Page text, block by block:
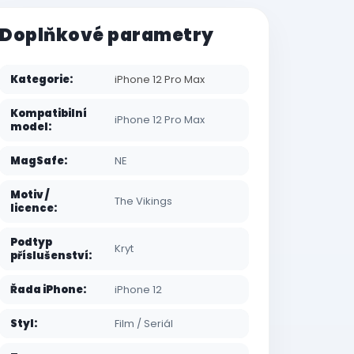
Doplňkové parametry
Kategorie: iPhone 12 Pro Max
Kompatibilní
model: iPhone 12 Pro Max
MagSafe: NE
Motiv /
licence: The Vikings
Podtyp
příslušenství: Kryt
Řada iPhone: iPhone 12
Styl: Film / Seriál